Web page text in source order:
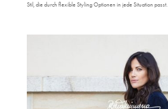
Stil, die durch flexible Styling Optionen in jede Situation passt.